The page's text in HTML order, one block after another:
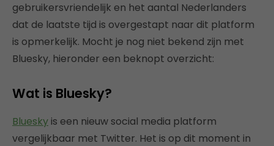
gebruikersvriendelijk en het aantal Nederlanders
dat de laatste tijd is overgestapt naar dit platform
is opmerkelijk. Mocht je nog niet bekend zijn met
Bluesky, hieronder een beknopt overzicht:
Wat is Bluesky?
Blueskyis een nieuw social media platform
vergelijkbaar met Twitter. Het is op dit moment in